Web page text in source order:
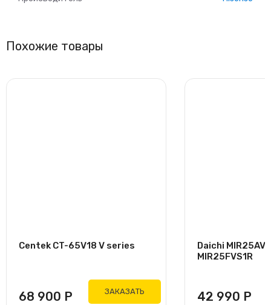
Похожие товары
Centek CT-65V18 V series
68 900 Р ЗАКАЗАТЬ
Daichi
MIR25FVS1R
42 990 Р